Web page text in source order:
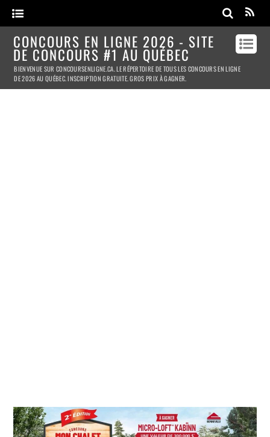
CONCOURS EN LIGNE 2026 - SITE
DE CONCOURS #1 AU QUÉBEC
BIENVENUE SUR CONCOURSENLIGNE.CA. LE RÉPERTOIRE DE TOUS LES CONCOURS EN LIGNE
DE 2026 AU QUÉBEC. INSCRIPTION GRATUITE. GROS PRIX À GAGNER.